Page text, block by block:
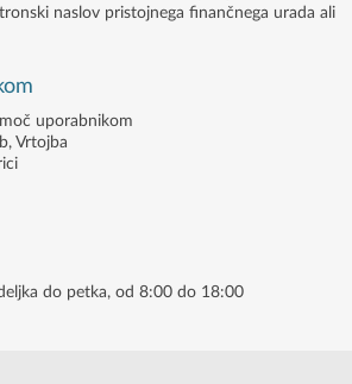
naslov pristojnega finančnega urada ali
uporabnikom
Vrtojba
do petka, od 8:00 do 18:00